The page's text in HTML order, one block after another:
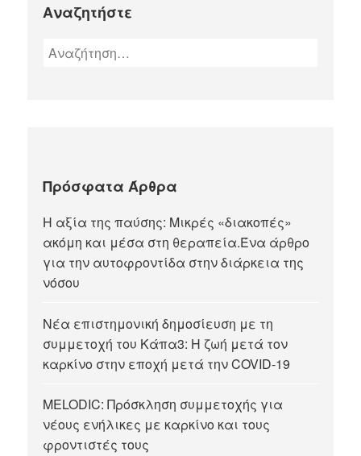
Αναζητήστε
Πρόσφατα Άρθρα
Η αξία της παύσης: Μικρές «διακοπές»
ακόμη και μέσα στη θεραπεία.Ένα άρθρο
για την αυτοφροντίδα στην διάρκεια της
νόσου
Νέα επιστημονική δημοσίευση με τη
συμμετοχή του Κάπα3: Η ζωή μετά τον
καρκίνο στην εποχή μετά την COVID-19
MELODIC: Πρόσκληση συμμετοχής για
νέους ενήλικες με καρκίνο και τους
φροντιστές τους